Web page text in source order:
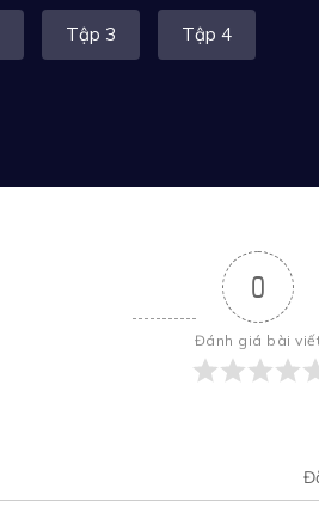
Tập 3 Tập 4
0
Đánh giá bài